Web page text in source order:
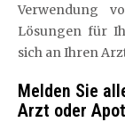
Verwendung
Lösungen für
sich an Ihren
Melden Sie
Arzt oder